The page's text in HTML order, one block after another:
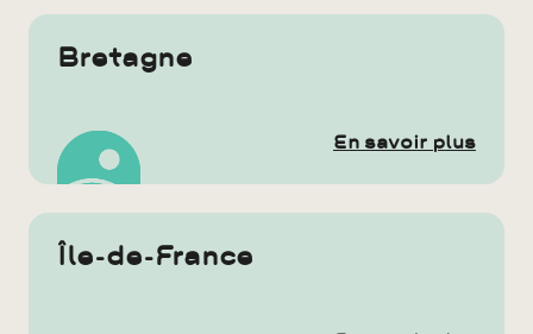
Bretagne
En savoir plus
Île-de-France